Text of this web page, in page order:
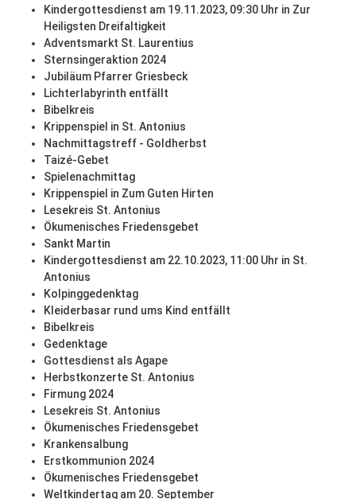
Kindergottesdienst am 19.11.2023, 09:30 Uhr in Zur
Heiligsten Dreifaltigkeit
Adventsmarkt St. Laurentius
Sternsingeraktion 2024
Jubiläum Pfarrer Griesbeck
Lichterlabyrinth entfällt
Bibelkreis
Krippenspiel in St. Antonius
Nachmittagstreff - Goldherbst
Taizé-Gebet
Spielenachmittag
Krippenspiel in Zum Guten Hirten
Lesekreis St. Antonius
Ökumenisches Friedensgebet
Sankt Martin
Kindergottesdienst am 22.10.2023, 11:00 Uhr in St.
Antonius
Kolpinggedenktag
Kleiderbasar rund ums Kind entfällt
Bibelkreis
Gedenktage
Gottesdienst als Agape
Herbstkonzerte St. Antonius
Firmung 2024
Lesekreis St. Antonius
Ökumenisches Friedensgebet
Krankensalbung
Erstkommunion 2024
Ökumenisches Friedensgebet
Weltkindertag am 20. September